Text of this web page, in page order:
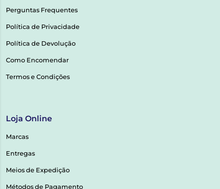
Perguntas Frequentes
Política de Privacidade
Política de Devolução
Como Encomendar
Termos e Condições
Loja Online
Marcas
Entregas
Meios de Expedição
Métodos de Pagamento